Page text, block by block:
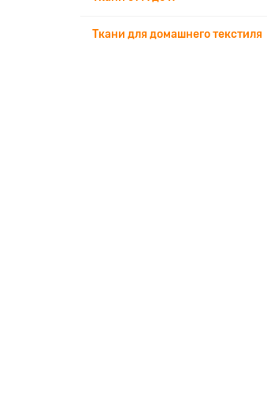
Ткани для домашнего текстиля